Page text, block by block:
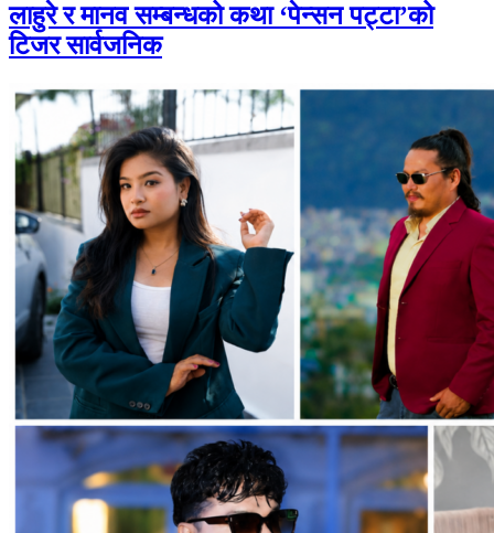
लाहुरे र मानव सम्बन्धको कथा ‘पेन्सन पट्टा’को
टिजर सार्वजनिक